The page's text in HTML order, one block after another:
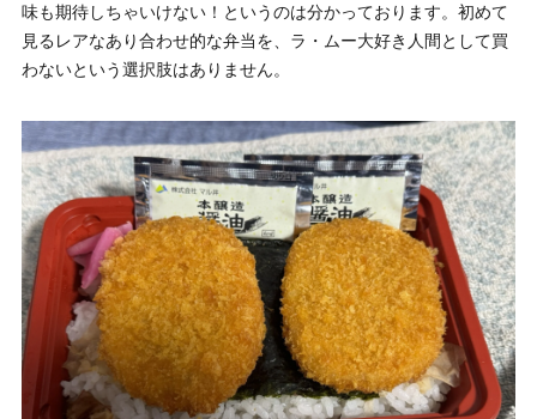
味も期待しちゃいけない！というのは分かっております。初めて
見るレアなあり合わせ的な弁当を、ラ・ムー大好き人間として買
わないという選択肢はありません。